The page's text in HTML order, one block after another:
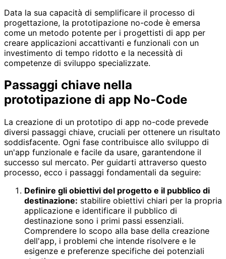
Data la sua capacità di semplificare il processo di
progettazione, la prototipazione no-code è emersa
come un metodo potente per i progettisti di app per
creare applicazioni accattivanti e funzionali con un
investimento di tempo ridotto e la necessità di
competenze di sviluppo specializzate.
Passaggi chiave nella
prototipazione di app No-Code
La creazione di un prototipo di app no-code prevede
diversi passaggi chiave, cruciali per ottenere un risultato
soddisfacente. Ogni fase contribuisce allo sviluppo di
un'app funzionale e facile da usare, garantendone il
successo sul mercato. Per guidarti attraverso questo
processo, ecco i passaggi fondamentali da seguire:
Definire gli obiettivi del progetto e il pubblico di
destinazione: stabilire obiettivi chiari per la propria
applicazione e identificare il pubblico di
destinazione sono i primi passi essenziali.
Comprendere lo scopo alla base della creazione
dell'app, i problemi che intende risolvere e le
esigenze e preferenze specifiche dei potenziali